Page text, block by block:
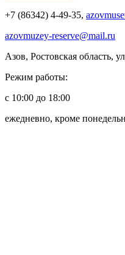
+7 (86342) 4-49-35,
azovmuzey-reserve@mail.ru
Азов, Ростовская область,
Режим работы:
с 10:00 до 18:00
ежедневно, кроме